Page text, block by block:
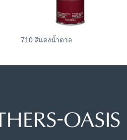
710 สีแดงน้ำตาล